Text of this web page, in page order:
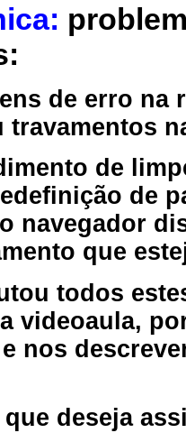
de erro
travamentos
de
de
navegador
que
todos
videoaula,
e nos
deseja